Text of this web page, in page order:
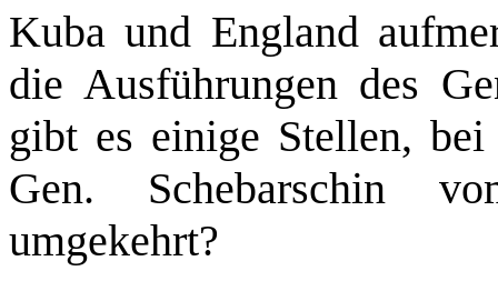
Kuba und England
die Ausführungen des
gibt es einige Stellen,
Gen. Schebarschin
umgekehrt?